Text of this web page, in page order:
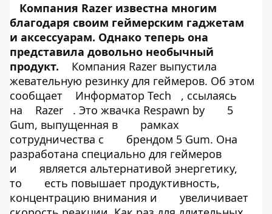
Компания Razer известна многим
благодаря своим геймерским гаджетам
и аксессуарам. Однако теперь она
представила довольно необычный
продукт.
Компания Razer выпустила
жевательную резинку для геймеров. Об этом
сообщает
Информатор Tech
, ссылаясь
на
Razer . Это жвачка Respawn by
5
Gum, выпущенная в
рамках
сотрудничества с
брендом 5 Gum. Она
разработана специально для геймеров
и
является альтернативой энергетику,
то
есть повышает продуктивность,
концентрацию внимания и
увеличивает